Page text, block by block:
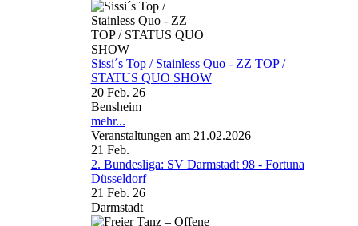
Sissi´s Top / Stainless Quo - ZZ TOP /
STATUS QUO SHOW
20 Feb. 26
Bensheim
mehr...
Veranstaltungen am 21.02.2026
21 Feb.
2. Bundesliga: SV Darmstadt 98 - Fortuna
Düsseldorf
21 Feb. 26
Darmstadt